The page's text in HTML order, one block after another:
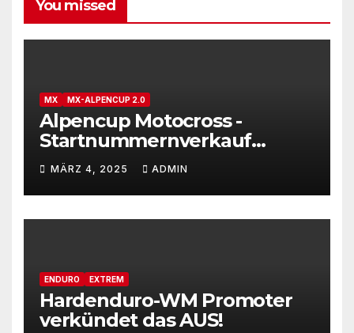
You missed
MX MX-ALPENCUP 2.0
Alpencup Motocross -
Startnummernverkauf
gestartet
MÄRZ 4, 2025 ADMIN
ENDURO EXTREM
Hardenduro-WM Promoter
verkündet das AUS!